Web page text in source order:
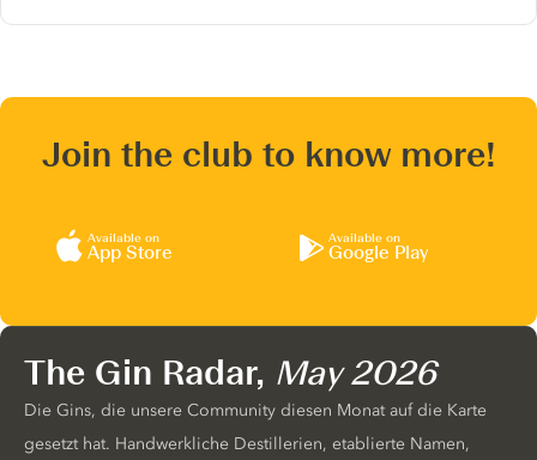
Join the club to know more!
Available on
App Store
Available on
Google Play
The Gin Radar, May 2026
Die Gins, die unsere Community diesen Monat auf die Karte
gesetzt hat. Handwerkliche Destillerien, etablierte Namen,